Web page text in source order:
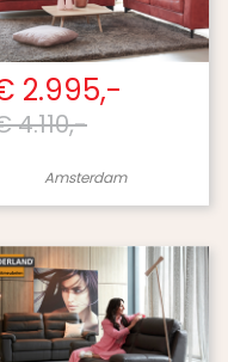
2.995,-
4.110,-
Amsterdam